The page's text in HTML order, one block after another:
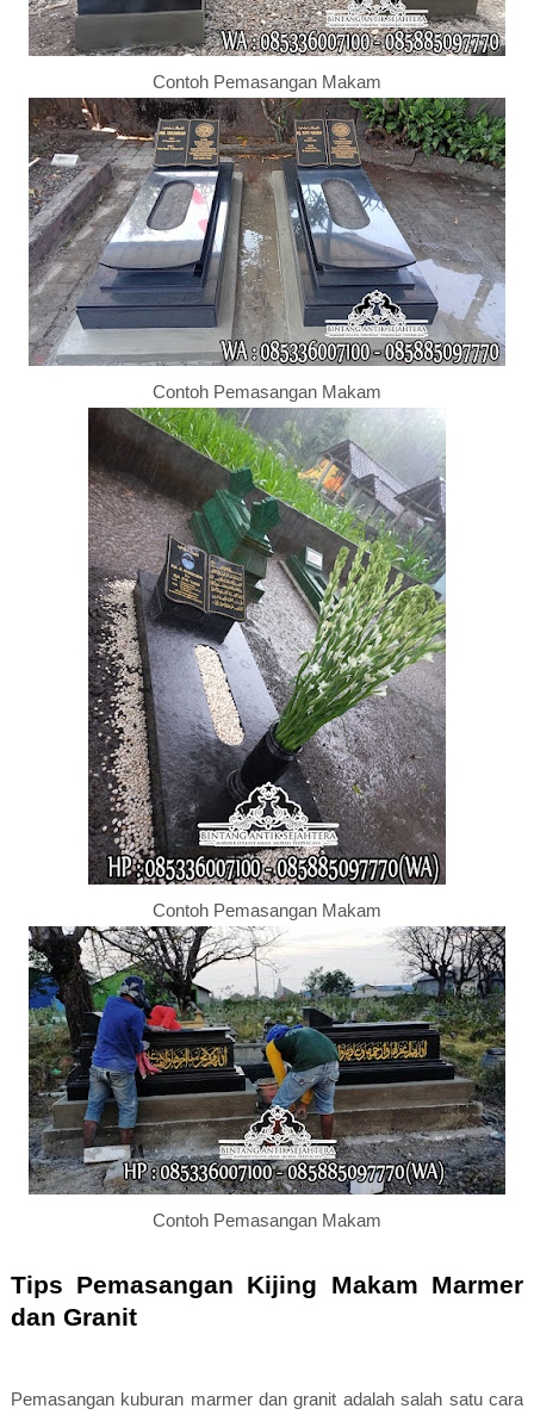
Contoh Pemasangan Makam
Contoh Pemasangan Makam
Contoh Pemasangan Makam
Contoh Pemasangan Makam
Tips Pemasangan Kijing Makam Marmer
dan Granit
Pemasangan kuburan marmer dan granit adalah salah satu cara